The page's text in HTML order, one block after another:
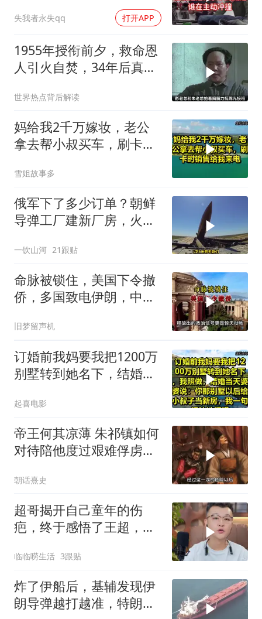
失我者永失qq 打开APP
1955年授衔前夕，救命恩
人引火自焚，34年后真相
世界热点背后解读
妈给我2千万嫁妆，老公
拿去帮小叔买车，刷卡时
雪姐故事多
俄军下了多少订单？朝鲜
导弹工厂建新厂房，火星
一饮山河 21跟贴
命脉被锁住，美国下令撤
侨，多国致电伊朗，中国
旧梦留声机
订婚前我妈要我把1200万
别墅转到她名下，结婚当
叔子当新房
起喜电影
帝王何其凉薄 朱祁镇如何
对待陪他度过艰难俘虏生
朝话熹史
超哥揭开自己童年的伤
疤，终于感悟了王超，他
临临唠生活 3跟贴
炸了伊船后，基辅发现伊
朗导弹越打越准，特朗普